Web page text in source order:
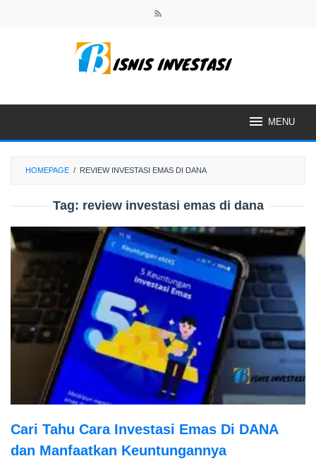
MENU
HOMEPAGE / REVIEW INVESTASI EMAS DI DANA
Tag: review investasi emas di dana
Cari Tahu Cara Investasi Emas Di DANA
dan Manfaatkan Keuntungannya